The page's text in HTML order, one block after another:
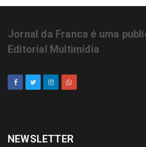
Jornal da Franca é uma
Editorial Multimídia
NEWSLETTER